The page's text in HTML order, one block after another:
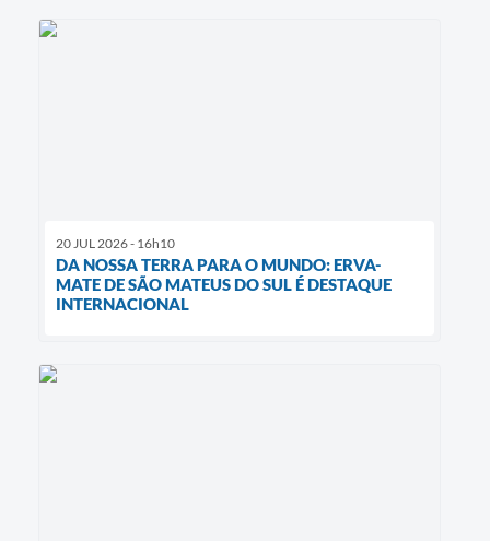
20 JUL 2026 - 16h10
DA NOSSA TERRA PARA O MUNDO: ERVA-
MATE DE SÃO MATEUS DO SUL É DESTAQUE
INTERNACIONAL